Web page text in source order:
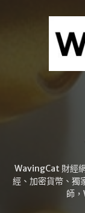
WavingCat 財經
經、加密貨幣、獨
師